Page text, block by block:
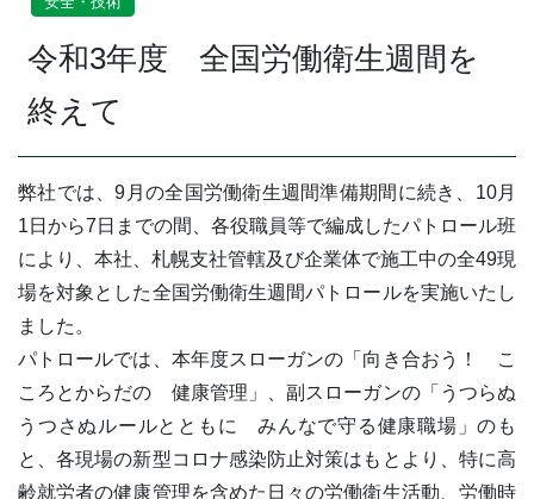
令和3年度 全国労働衛生週間を
終えて
弊社では、9月の全国労働衛生週間準備期間に続き、10月
1日から7日までの間、各役職員等で編成したパトロール班
により、本社、札幌支社管轄及び企業体で施工中の全49現
場を対象とした全国労働衛生週間パトロールを実施いたし
ました。
パトロールでは、本年度スローガンの「向き合おう！ こ
ころとからだの 健康管理」、副スローガンの「うつらぬ
うつさぬルールとともに みんなで守る健康職場」のも
と、各現場の新型コロナ感染防止対策はもとより、特に高
齢就労者の健康管理を含めた日々の労働衛生活動、労働時